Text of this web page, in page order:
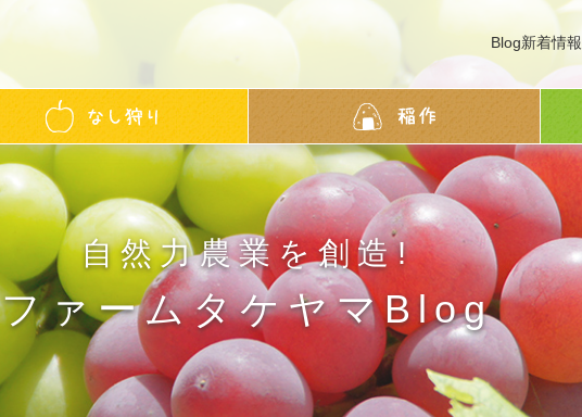
Blog新着情報
自然力農業を創造!
ファームタケヤマBlog